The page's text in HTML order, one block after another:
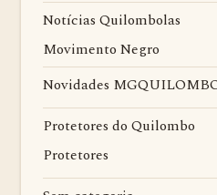
Notícias Quilombolas
Movimento Negro
Novidades
Protetores do Quilombo
Protetores